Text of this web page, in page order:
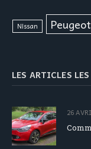
Nissan Peugeot
LES ARTICLES
26